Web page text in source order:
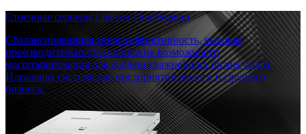
Стоечные серверы Lenovo ThinkSystem
Сбалансированная энергоэффективность, высокая
производительность и широкие возможности
масштабирования для решения важнейших бизнес-задач.
Идеальная система для предприятий малого и среднего
бизнеса.